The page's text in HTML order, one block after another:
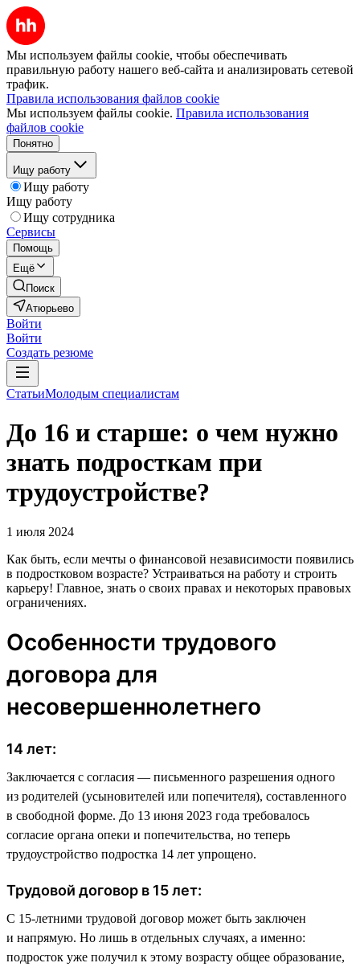
Мы используем файлы cookie, чтобы обеспечивать
правильную работу нашего веб-сайта и анализировать сетевой
трафик.
Правила использования файлов cookie
Мы используем файлы cookie. Правила использования
файлов cookie
Понятно
Ищу работу
Ищу работу
Ищу работу
Ищу сотрудника
Сервисы
Помощь
Ещё
Поиск
Атюрьево
Войти
Войти
Создать резюме
СтатьиМолодым специалистам
До 16 и старше: о чем нужно
знать подросткам при
трудоустройстве?
1 июля 2024
Как быть, если мечты о финансовой независимости появились
в подростковом возрасте? Устраиваться на работу и строить
карьеру! Главное, знать о своих правах и некоторых правовых
ограничениях.
Особенности трудового
договора для
несовершеннолетнего
14 лет:
Заключается с согласия — письменного разрешения одного
из родителей (усыновителей или попечителя), составленного
в свободной форме. До 13 июня 2023 года требовалось
согласие органа опеки и попечительства, но теперь
трудоустройство подростка 14 лет упрощено.
Трудовой договор в 15 лет:
С 15-летними трудовой договор может быть заключен
и напрямую. Но лишь в отдельных случаях, а именно:
подросток уже получил к этому возрасту общее образование,